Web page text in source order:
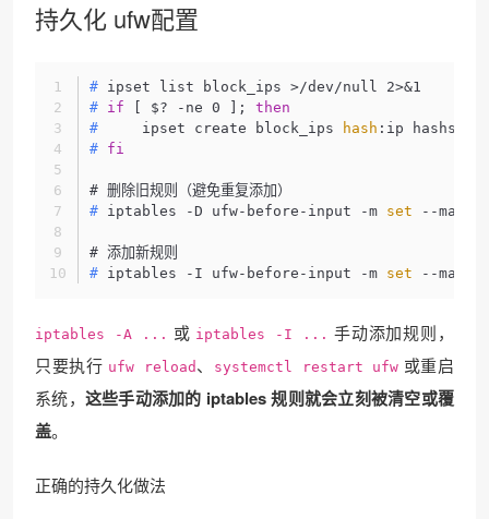
持久化 ufw配置
# ipset list block_ips >/dev/null 2>&1
# if [ $? -ne 0 ]; then
#
     ipset create block_ips
hash :ip hashsize
# fi
# 删除旧规则（避免重复添加）
# iptables -D ufw-before-input -m set --
# 添加新规则
# iptables -I ufw-before-input -m set --
iptables -A ... 或 iptables -I ... 手动添加规则，
只要执行 ufw reload 、 systemctl restart ufw 或重启
系统， 这些手动添加的 iptables 规则就会立刻被清空或覆
盖。
正确的持久化做法